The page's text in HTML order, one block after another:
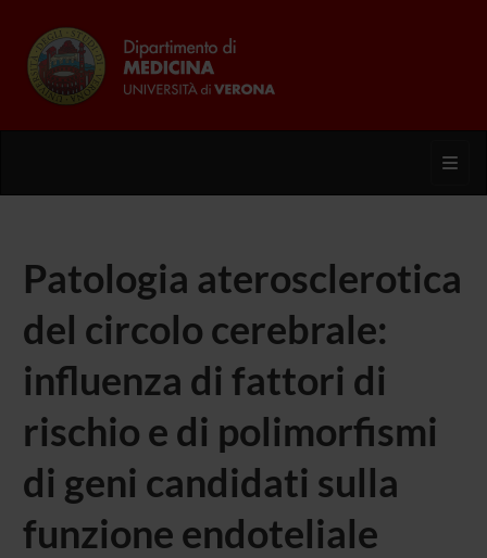
Patologia aterosclerotica
del circolo cerebrale:
influenza di fattori di
rischio e di polimorfismi
di geni candidati sulla
funzione endoteliale